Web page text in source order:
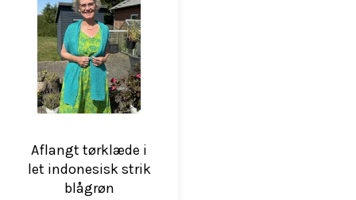
Aflangt tørklæde i
let indonesisk strik
blågrøn